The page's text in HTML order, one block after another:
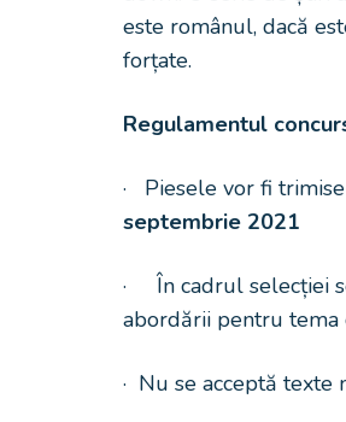
este românul, dacă
forțate.
Regulamentul
· Piesele vor fi
septembrie 2021
· În cadrul selecției
abordării pentru tema
· Nu se acceptă